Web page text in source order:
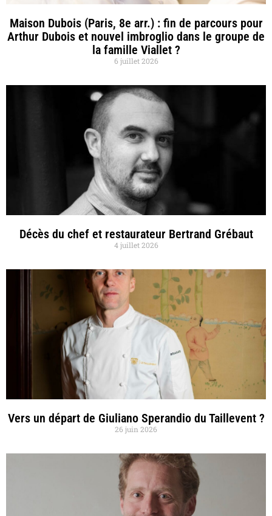
Maison Dubois (Paris, 8e arr.) : fin de parcours pour
Arthur Dubois et nouvel imbroglio dans le groupe de
la famille Viallet ?
6 juillet 2026
Décès du chef et restaurateur Bertrand Grébaut
4 juillet 2026
Vers un départ de Giuliano Sperandio du Taillevent ?
26 juin 2026